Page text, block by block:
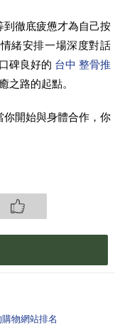
徹底疲憊才為自己按
緒安排一場深度對話
碑良好的 台中 整骨推
之路的起點。
開始與身體合作，你
物網站排名